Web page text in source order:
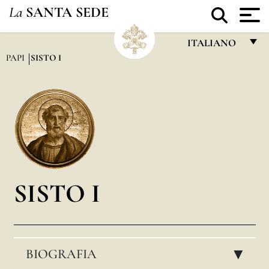
La SANTA SEDE
ITALIANO
PAPI SISTO I
SISTO I
BIOGRAFIA ▸